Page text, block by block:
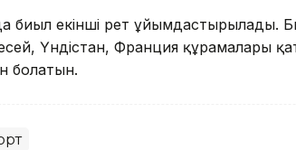
биыл екінші рет ұйымдастырылады.
Үндістан, Франция құрамалары
болатын.